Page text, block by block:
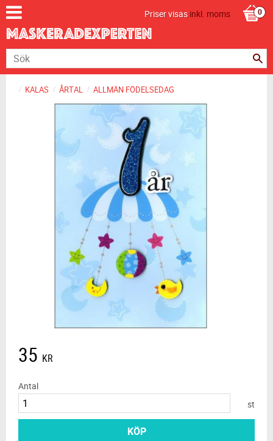
Priser visasinkl. moms
KALAS ÅRTAL ALLMÄN FÖDELSEDAG
35 KR
Antal
st
KÖP